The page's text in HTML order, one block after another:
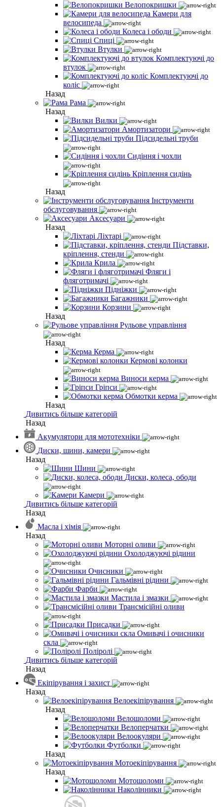
Велопокришки
Камери для
велосипеда
Колеса і ободи
Спиці
Втулки
Комплектуючі до
втулок
Комплектуючі до
коліс
Назад
Рама
Назад
Вилки
Амортизатори
Підсидельні труби
Сидіння і чохли
Кріплення сидінь
Назад
Інструменти
обслуговування
Аксесуари
Назад
Ліхтарі
Підставки,
кріплення, стенди
Крила
Фляги і
фляготримачі
Підніжки
Багажники
Корзини
Назад
Рульове управління
Назад
Керма
Кермові колонки
Виноси керма
Гріпси
Обмотки керма
Назад
Дивитись більше категорій
Назад
Акумулятори для мототехніки
Диски, шини, камери
Назад
Шини
Диски, колеса, ободи
Камери
Дивитись більше категорій
Назад
Масла і хімія
Назад
Моторні оливи
Охолоджуючі рідини
Очисники
Гальмівні рідини
Фарби
Мастила і змазки
Трансмісійні оливи
Присадки
Омивачі і очисники
скла
Поліролі
Дивитись більше категорій
Назад
Екіпірування і захист
Назад
Велоекіпірування
Назад
Велошоломи
Велоперчатки
Велоокуляри
Футболки
Назад
Мотоекіпірування
Назад
Мотошоломи
Наколінники